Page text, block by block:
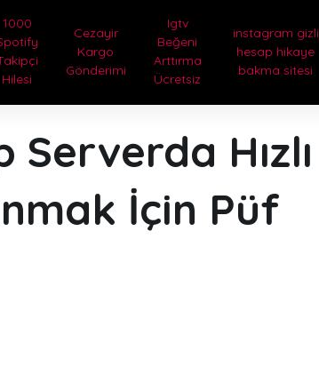
1000
Hilesi
Cezayir
Kargo
Gönderimi
Igtv
Beğeni
Arttırma
Ücretsiz
instagram gizli
hesap hikaye
bakma sitesi
Serverda Hızlı
İçin Püf